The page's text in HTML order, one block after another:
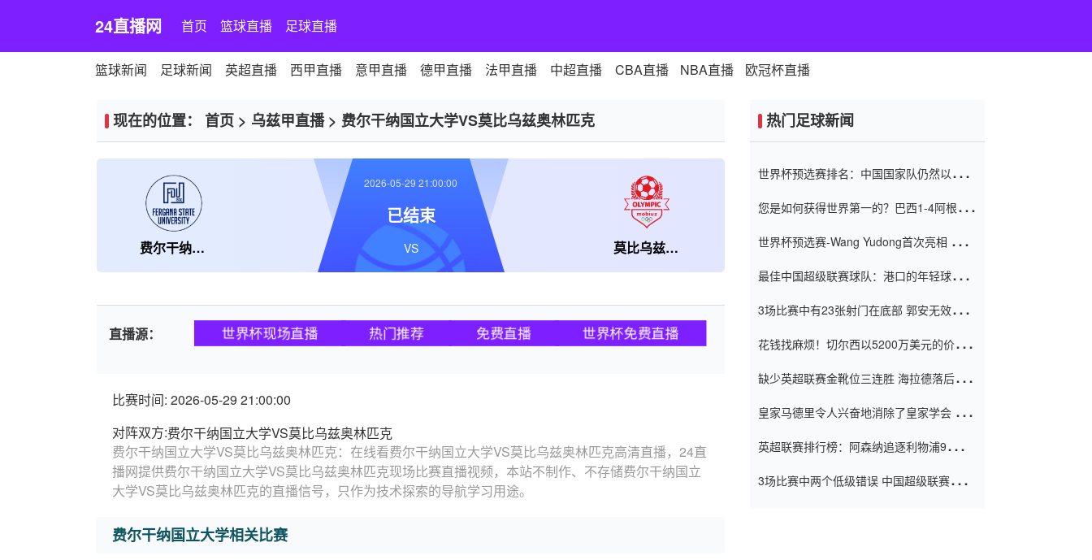
24直播网 首页 篮球直播 足球直播
篮球新闻 足球新闻 英超直播 西甲直播 意甲直播 德甲直播 法甲直播 中超直播 CBA直播 NBA直播 欧冠杯直播
现在的位置： 首页 > 乌兹甲直播> 费尔干纳国立大学VS莫比乌兹奥林匹克
费尔干纳国立大学 莫比乌兹奥林匹克
2026-05-29 21:00:00
已结束
VS
直播源： 世界杯现场直播 热门推荐 免费直播 世界杯免费直播
比赛时间: 2026-05-29 21:00:00
对阵双方:费尔干纳国立大学VS莫比乌兹奥林匹克
费尔干纳国立大学VS莫比乌兹奥林匹克：在线看费尔干纳国立大学VS莫比乌兹奥林匹克高清直播，24直
播网提供费尔干纳国立大学VS莫比乌兹奥林匹克现场比赛直播视频，本站不制作、不存储费尔干纳国立
大学VS莫比乌兹奥林匹克的直播信号，只作为技术探索的导航学习用途。
费尔干纳国立大学相关比赛
热门足球新闻
世界杯预选赛排名：中国国家队仍然以6分
您是如何获得世界第一的？巴西1-4阿根
世界杯预选赛-Wang Yudong首次亮相 中国
最佳中国超级联赛球队：港口的年轻球员在
（Taishan）
3场比赛中有23张射门在底部 郭安无效传球
花钱找麻烦！切尔西以5200万美元的价格
窗口
缺少英超联赛金靴位三连胜 海拉德落后6球
皇家马德里令人兴奋地消除了皇家学会 安
英超联赛排行榜：阿森纳追逐利物浦9分 曼
3场比赛中两个低级错误 中国超级联赛的前